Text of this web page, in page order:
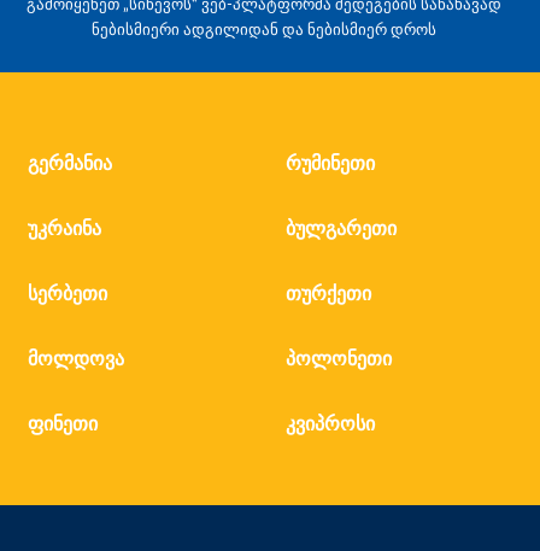
გამოიყენეთ „სინევოს“ ვებ-პლატფორმა შედეგების სანახავად
ნებისმიერი ადგილიდან და ნებისმიერ დროს
გერმანია რუმინეთი
უკრაინა ბულგარეთი
სერბეთი თურქეთი
მოლდოვა პოლონეთი
ფინეთი კვიპროსი